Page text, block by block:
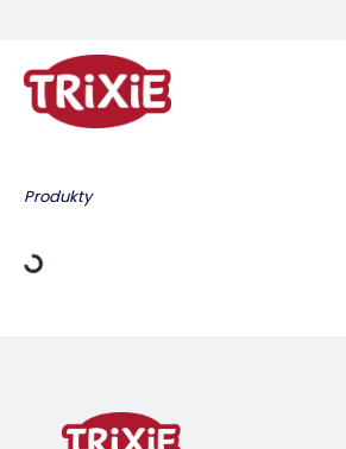
Produkty